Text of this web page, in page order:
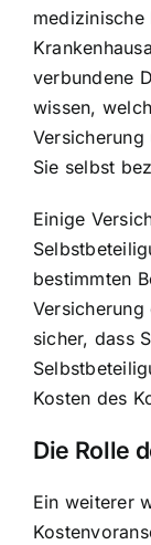
medizinische
verbundene
wissen,
Sie selbst
Einige
bestimmten
sicher, dass
Kosten des
Die Rolle
Ein weiterer